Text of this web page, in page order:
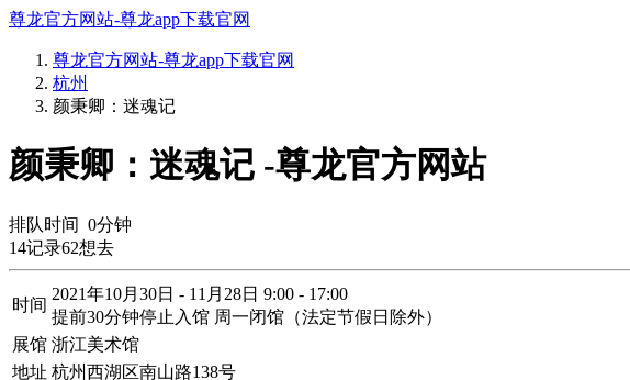
尊龙官方网站-尊龙app下载官网
尊龙官方网站-尊龙app下载官网
杭州
颜秉卿：迷魂记
颜秉卿：迷魂记 -尊龙官方网站
排队时间 0分钟
14记录62想去
时间
2021年10月30日 - 11月28日 9:00 - 17:00
提前30分钟停止入馆 周一闭馆（法定节假日除外）
展馆 浙江美术馆
地址 杭州西湖区南山路138号